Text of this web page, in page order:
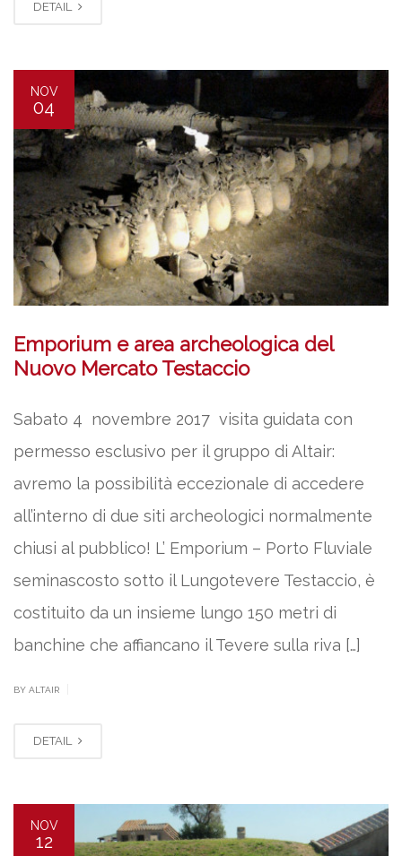
DETAIL
NOV
04
Emporium e area archeologica del
Nuovo Mercato Testaccio
Sabato 4 novembre 2017 visita guidata con
permesso esclusivo per il gruppo di Altair:
avremo la possibilità eccezionale di accedere
all’interno di due siti archeologici normalmente
chiusi al pubblico! L’ Emporium – Porto Fluviale
seminascosto sotto il Lungotevere Testaccio, è
costituito da un insieme lungo 150 metri di
banchine che affiancano il Tevere sulla riva […]
BY ALTAIR
DETAIL
NOV
12